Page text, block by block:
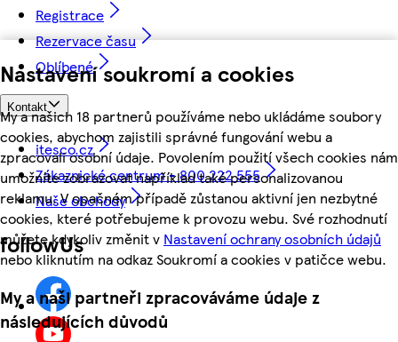
Nastavení soukromí a cookies
My a našich 18 partnerů používáme nebo ukládáme soubory
cookies, abychom zajistili správné fungování webu a
zpracovali osobní údaje. Povolením použití všech cookies nám
umožníte zobrazovat například také personalizovanou
reklamu. V opačném případě zůstanou aktivní jen nezbytné
cookies, které potřebujeme k provozu webu. Své rozhodnutí
můžete kdykoliv změnit v Nastavení ochrany osobních údajů
nebo kliknutím na odkaz Soukromí a cookies v patičce webu.
My a naši partneři zpracováváme údaje z
následujících důvodů
Registrace
Rezervace času
Oblíbené
Kontakt
itesco.cz
Zákaznické centrum - 800 222 555
Naše obchody
followUs